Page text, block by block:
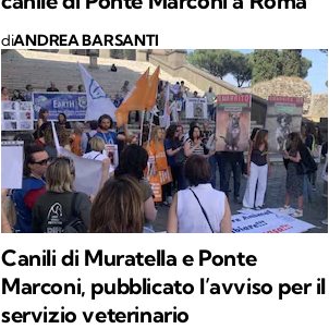
diANDREA BARSANTI
Canili di Muratella e Ponte
Marconi, pubblicato l’avviso per il
servizio veterinario